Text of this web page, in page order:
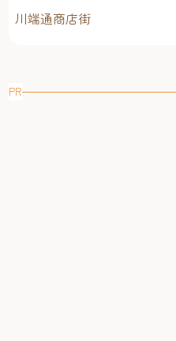
川端通商店街
PR